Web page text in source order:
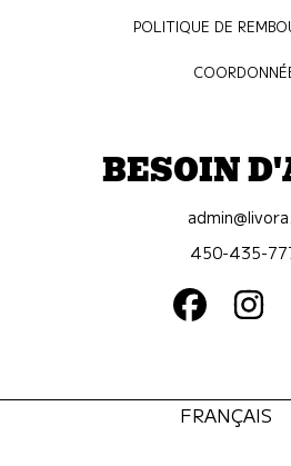
POLITIQUE DE
BESOIN
450-435-
FACEBOOK
FRANÇAIS